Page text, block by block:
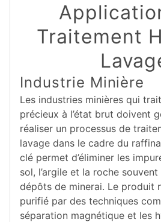
Traitement
Industrie Minière
Les industries minières qui
précieux à l’état brut doivent
réaliser un processus de
lavage dans le cadre du
clé permet d’éliminer les
sol, l’argile et la roche
dépôts de minerai. Le produit
purifié par des techniques
séparation magnétique et les